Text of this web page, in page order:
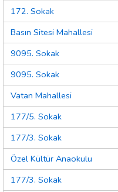
172. Sokak
Basın Sitesi Mahallesi
9095. Sokak
9095. Sokak
Vatan Mahallesi
177/5. Sokak
177/3. Sokak
Özel Kültür Anaokulu
177/3. Sokak